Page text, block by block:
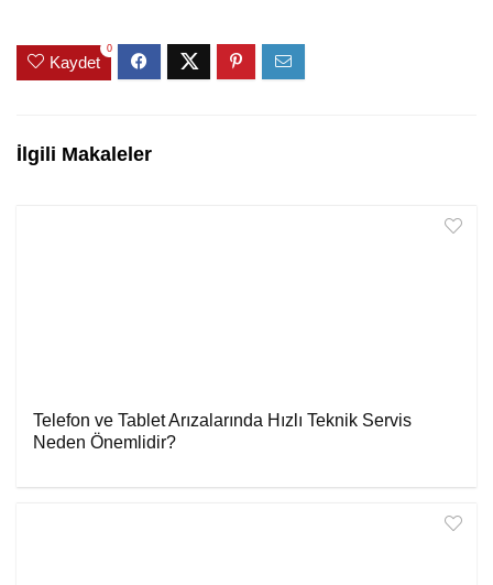
Kaydet
0
İlgili Makaleler
Telefon ve Tablet Arızalarında Hızlı Teknik Servis
Neden Önemlidir?